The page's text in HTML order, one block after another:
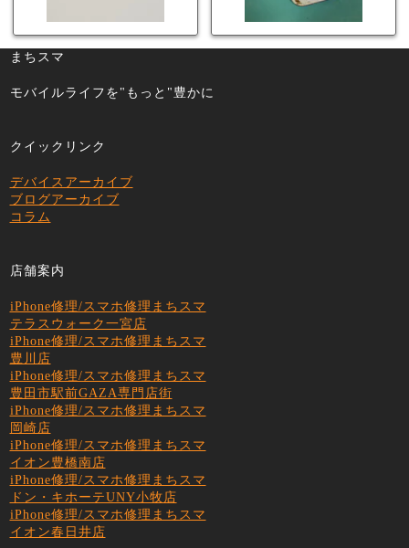
まちスマ
モバイルライフを"もっと"豊かに
クイックリンク
デバイスアーカイブ
ブログアーカイブ
コラム
店舗案内
iPhone修理/スマホ修理まちスマ
テラスウォーク一宮店
iPhone修理/スマホ修理まちスマ
豊川店
iPhone修理/スマホ修理まちスマ
豊田市駅前GAZA専門店街
iPhone修理/スマホ修理まちスマ
岡崎店
iPhone修理/スマホ修理まちスマ
イオン豊橋南店
iPhone修理/スマホ修理まちスマ
ドン・キホーテUNY小牧店
iPhone修理/スマホ修理まちスマ
イオン春日井店